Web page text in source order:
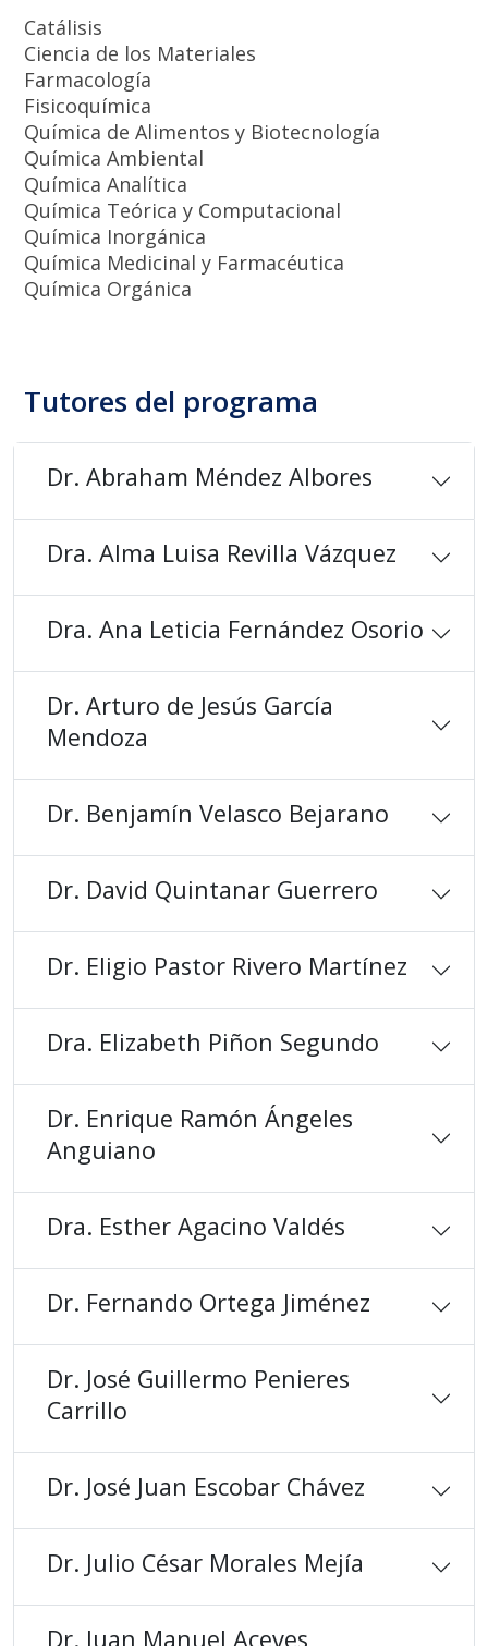
Catálisis
Ciencia de los Materiales
Farmacología
Fisicoquímica
Química de Alimentos y Biotecnología
Química Ambiental
Química Analítica
Química Teórica y Computacional
Química Inorgánica
Química Medicinal y Farmacéutica
Química Orgánica
Tutores del programa
Dr. Abraham Méndez Albores
Dra. Alma Luisa Revilla Vázquez
Dra. Ana Leticia Fernández Osorio
Dr. Arturo de Jesús García
Mendoza
Dr. Benjamín Velasco Bejarano
Dr. David Quintanar Guerrero
Dr. Eligio Pastor Rivero Martínez
Dra. Elizabeth Piñon Segundo
Dr. Enrique Ramón Ángeles
Anguiano
Dra. Esther Agacino Valdés
Dr. Fernando Ortega Jiménez
Dr. José Guillermo Penieres
Carrillo
Dr. José Juan Escobar Chávez
Dr. Julio César Morales Mejía
Dr. Juan Manuel Aceves